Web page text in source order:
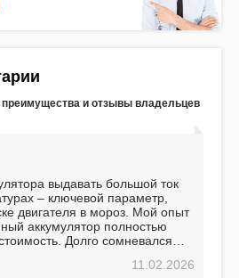
и отзывы владельцев
выдавать большой ток
– ключевой параметр,
двигателя в мороз. Мой опыт
аккумулятор полностью
Долго сомневался
это отличное вложение,11.02.2026